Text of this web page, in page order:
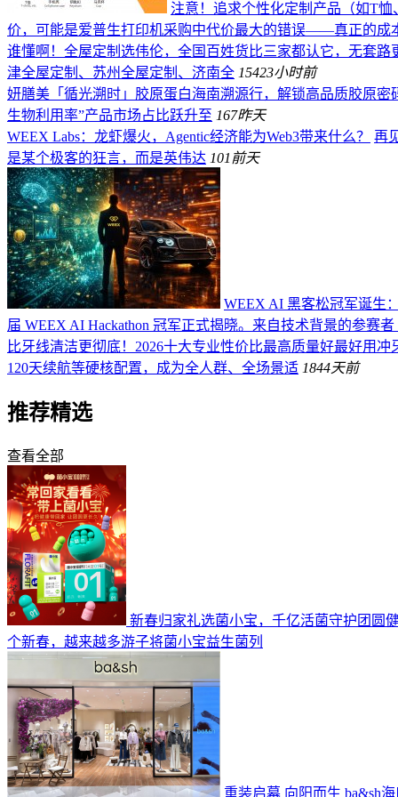
注意！追求个性化定制产品（如T
价，可能是爱普生打印机采购中代价最大的错误——真正的成
谁懂啊！全屋定制选伟伦，全国百姓货比三家都认它，无套路
津全屋定制、苏州全屋定制、济南全 15423小时前
妍膳美「循光溯时」胶原蛋白海南溯源行，解锁高品质胶原密
生物利用率”产品市场占比跃升至 167昨天
WEEX Labs：龙虾爆火，Agentic经济能为Web3带来什么？
再
是某个极客的狂言，而是英伟达 101 前天
WEEX AI 黑客松冠军诞生
届 WEEX AI Hackathon 冠军正式揭晓。来自技术背景的参赛者
比牙线清洁更彻底！2026十大专业性价比最高质量好最好用冲
120天续航等硬核配置，成为全人群、全场景适 1844天前
推荐精选
查看全部
新春归家礼选菌小宝，千亿活菌守护团圆
个新春，越来越多游子将菌小宝益生菌列
重装启幕 向阳而生 ba&sh